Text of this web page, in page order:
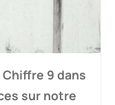
9 dans
sur notre